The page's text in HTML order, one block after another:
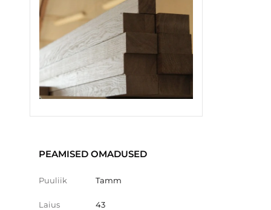
PEAMISED OMADUSED
Puuliik Tamm
Laius 43